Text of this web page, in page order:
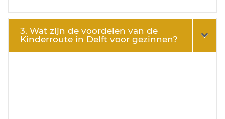
3. Wat zijn de voordelen van de
Kinderroute in Delft voor gezinnen?